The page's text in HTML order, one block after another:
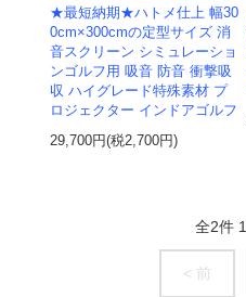
★最短納期★ハトメ仕上 幅30
0cm×300cmの定型サイズ 消
音スクリーン シミュレーショ
ンゴルフ用 吸音 防音 衝撃吸
収 ハイグレード特殊素材 プ
ロジェクター インドアゴルフ
29,700円(税2,700円)
全2件 1
< 前